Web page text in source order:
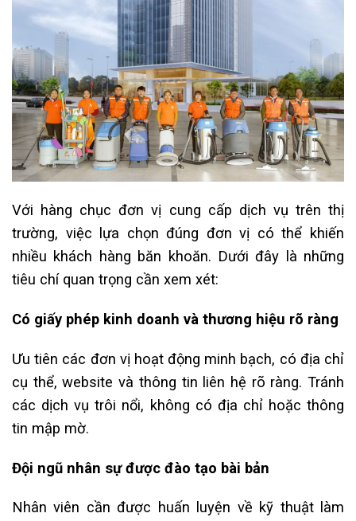
Với hàng chục đơn vị cung cấp dịch vụ trên thị
trường, việc lựa chọn đúng đơn vị có thể khiến
nhiều khách hàng băn khoăn. Dưới đây là những
tiêu chí quan trọng cần xem xét:
Có giấy phép kinh doanh và thương hiệu rõ ràng
Ưu tiên các đơn vị hoạt động minh bạch, có địa chỉ
cụ thể, website và thông tin liên hệ rõ ràng. Tránh
các dịch vụ trôi nổi, không có địa chỉ hoặc thông
tin mập mờ.
Đội ngũ nhân sự được đào tạo bài bản
Nhân viên cần được huấn luyện về kỹ thuật làm